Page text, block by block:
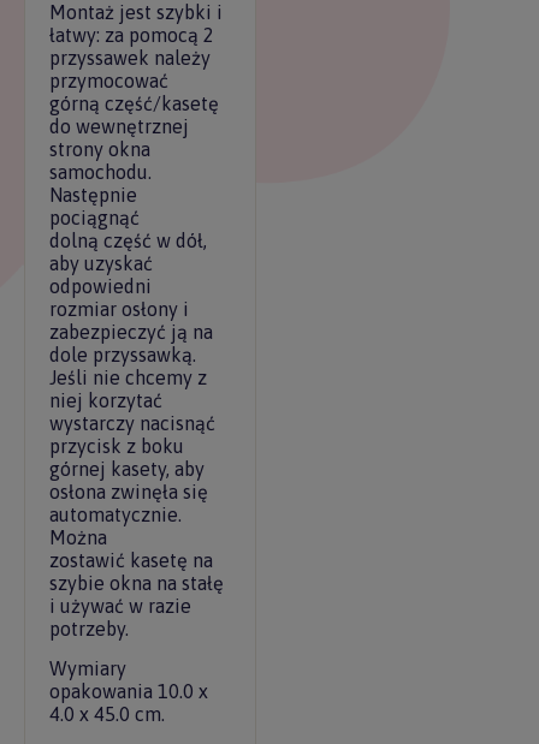
Montaż jest szybki i
łatwy: za pomocą 2
przyssawek należy
przymocować
górną część/kasetę
do wewnętrznej
strony okna
samochodu.
Następnie
pociągnąć
dolną część w dół,
aby uzyskać
odpowiedni
rozmiar osłony i
zabezpieczyć ją na
dole przyssawką.
Jeśli nie chcemy z
niej korzytać
wystarczy nacisnąć
przycisk z boku
górnej kasety, aby
osłona zwinęła się
automatycznie.
Można
zostawić kasetę na
szybie okna na stałę
i używać w razie
potrzeby.
Wymiary
opakowania 10.0 x
4.0 x 45.0 cm.